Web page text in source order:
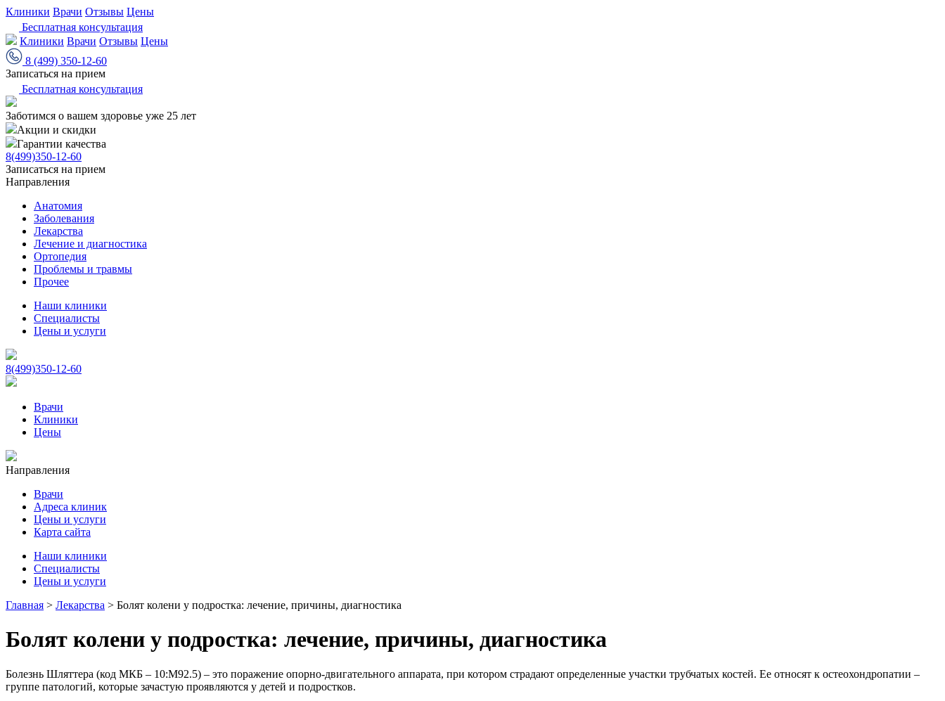
Клиники Врачи Отзывы Цены
Бесплатная консультация
Клиники Врачи Отзывы Цены
8 (499) 350-12-60
Записаться на прием
Бесплатная консультация
Заботимся о вашем здоровье уже 25 лет
Акции и скидки
Гарантии качества
8(499)350-12-60
Записаться на прием
Направления
Анатомия
Заболевания
Лекарства
Лечение и диагностика
Ортопедия
Проблемы и травмы
Прочее
Наши клиники
Специалисты
Цены и услуги
8(499)350-12-60
Врачи
Клиники
Цены
Направления
Врачи
Адреса клиник
Цены и услуги
Карта сайта
Наши клиники
Специалисты
Цены и услуги
Главная > Лекарства > Болят колени у подростка: лечение, причины, диагностика
Болят колени у подростка: лечение, причины, диагностика
Болезнь Шляттера (код МКБ – 10:М92.5) – это поражение опорно-двигательного аппарата, при котором страдают определенные участки трубчатых костей. Ее относят к остеохондропатии –
группе патологий, которые зачастую проявляются у детей и подростков.